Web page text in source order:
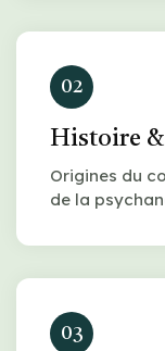
02
Histoire
Origines du
de la
03